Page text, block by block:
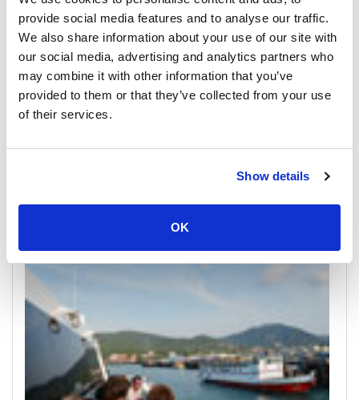
provide social media features and to analyse our traffic.
We also share information about your use of our site with
our social media, advertising and analytics partners who
may combine it with other information that you’ve
provided to them or that they’ve collected from your use
of their services.
Show details
OK